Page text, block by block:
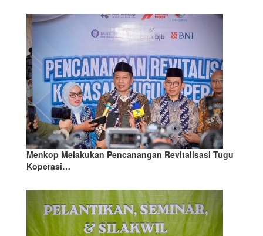
Menkop Melakukan Pencanangan Revitalisasi Tugu
Koperasi…